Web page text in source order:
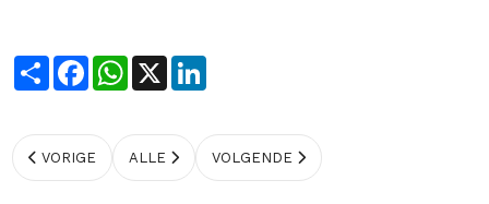
ShareFacebookWhatsApp
X
VORIGE ALLE VOLGENDE